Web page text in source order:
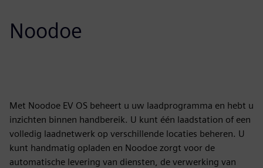
Noodoe
Met Noodoe EV OS beheert u uw laadprogramma en hebt u
inzichten binnen handbereik. U kunt één laadstation of een
volledig laadnetwerk op verschillende locaties beheren. U
kunt handmatig opladen en Noodoe zorgt voor de
automatische levering van diensten, de verwerking van